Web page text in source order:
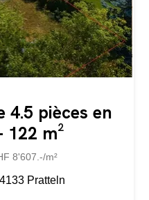
harmonieusement dans
4.5 pièces en
m²
8'607.-/m²
Pratteln